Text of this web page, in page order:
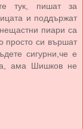
тук, пишат за
и поддържат
пиари са
просто си вършат
сигурни,че е
ама Шишков не